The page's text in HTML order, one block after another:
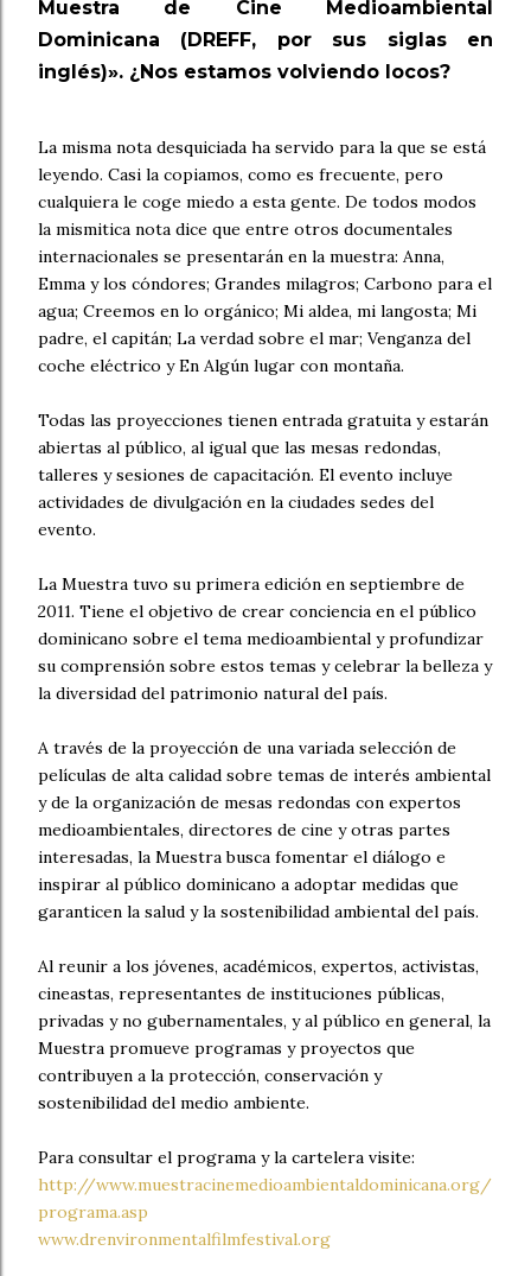
Muestra de Cine Medioambiental
Dominicana (DREFF, por sus siglas en
inglés)». ¿Nos estamos volviendo locos?
La misma nota desquiciada ha servido para la que se está
leyendo. Casi la copiamos, como es frecuente, pero
cualquiera le coge miedo a esta gente. De todos modos
la mismitica nota dice que entre otros documentales
internacionales se presentarán en la muestra: Anna,
Emma y los cóndores; Grandes milagros; Carbono para el
agua; Creemos en lo orgánico; Mi aldea, mi langosta; Mi
padre, el capitán; La verdad sobre el mar; Venganza del
coche eléctrico y En Algún lugar con montaña.
Todas las proyecciones tienen entrada gratuita y estarán
abiertas al público, al igual que las mesas redondas,
talleres y sesiones de capacitación. El evento incluye
actividades de divulgación en la ciudades sedes del
evento.
La Muestra tuvo su primera edición en septiembre de
2011. Tiene el objetivo de crear conciencia en el público
dominicano sobre el tema medioambiental y profundizar
su comprensión sobre estos temas y celebrar la belleza y
la diversidad del patrimonio natural del país.
A través de la proyección de una variada selección de
películas de alta calidad sobre temas de interés ambiental
y de la organización de mesas redondas con expertos
medioambientales, directores de cine y otras partes
interesadas, la Muestra busca fomentar el diálogo e
inspirar al público dominicano a adoptar medidas que
garanticen la salud y la sostenibilidad ambiental del país.
Al reunir a los jóvenes, académicos, expertos, activistas,
cineastas, representantes de instituciones públicas,
privadas y no gubernamentales, y al público en general, la
Muestra promueve programas y proyectos que
contribuyen a la protección, conservación y
sostenibilidad del medio ambiente.
Para consultar el programa y la cartelera visite:
http://www.muestracinemedioambientaldominicana.org/
programa.asp
www.drenvironmentalfilmfestival.org